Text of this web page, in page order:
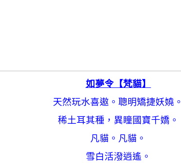
如夢令【梵貓】
天然玩水喜遨。聰明矯捷妖嬈。
稀土耳其種，異瞳國寶千嬌。
凡貓。凡貓。
雪白活潑逍遙。